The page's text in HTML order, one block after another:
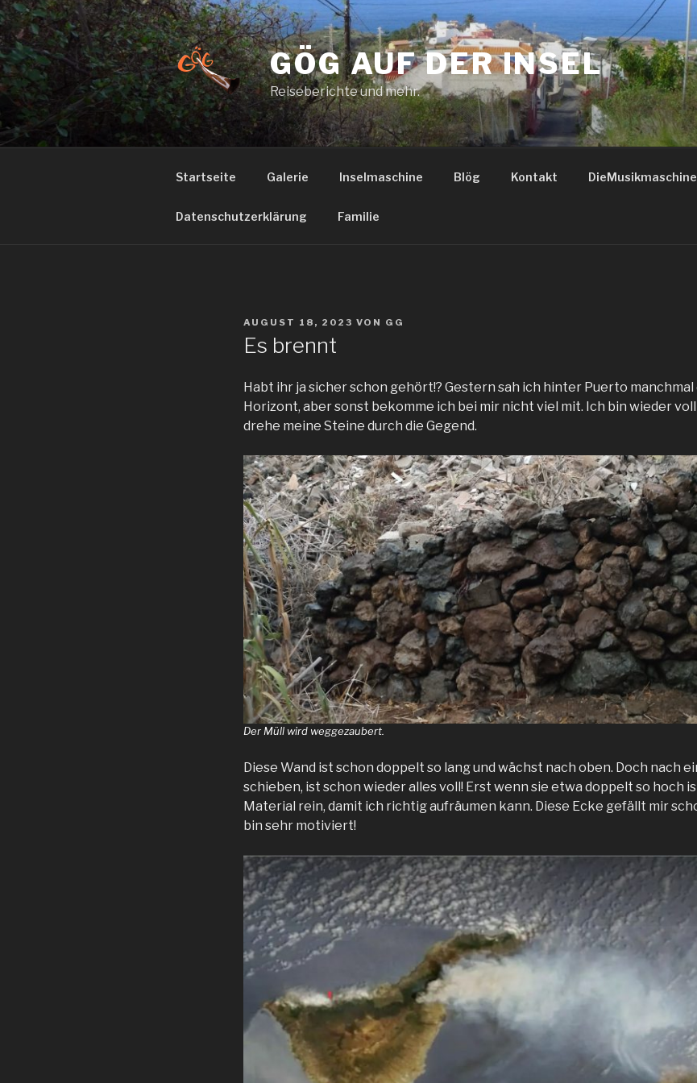
Zum
Inhalt
springen
GÖG AUF DER INSEL
Reiseberichte und mehr.
Startseite Galerie Inselmaschine Blög Kontakt
Datenschutzerklärung Familie
VERÖFFENTLICHT
AUGUST 18, 2023 VON GG
Es brennt
Habt ihr ja sicher schon gehört!? Gestern sah ich hinter Puerto manchmal
Horizont, aber sonst bekomme ich bei mir nicht viel mit. Ich bin wieder
drehe meine Steine durch die Gegend.
Der Müll wird weggezaubert.
Diese Wand ist schon doppelt so lang und wächst nach oben. Doch nach
schieben, ist schon wieder alles voll! Erst wenn sie etwa doppelt so hoch
Material rein, damit ich richtig aufräumen kann. Diese Ecke gefällt mir
bin sehr motiviert!